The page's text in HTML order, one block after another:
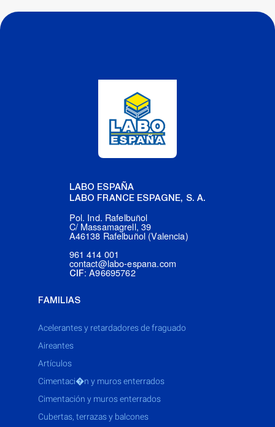
LABO ESPAÑA
LABO FRANCE ESPAGNE, S. A.
Pol. Ind. Rafelbuñol
C/ Massamagrell, 39
A46138 Rafelbuñol (Valencia)
961 414 001
contact@labo-espana.com
CIF: A96695762
FAMILIAS
acelerantes y retardadores de fraguado
aireantes
artículos
cimentaci�n y muros enterrados
cimentación y muros enterrados
cubertas, terrazas y balcones